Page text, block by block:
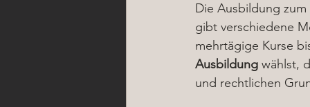
Die Ausbildung
gibt verschiedene
mehrtägige Kurse
Ausbildung wählst,
und rechtlichen